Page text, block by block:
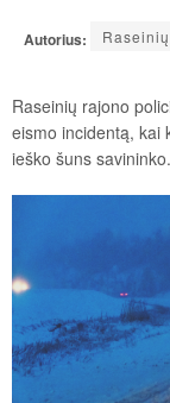
Autorius:
Raseinių rajono
eismo incidentą, kai
ieško šuns savininko.